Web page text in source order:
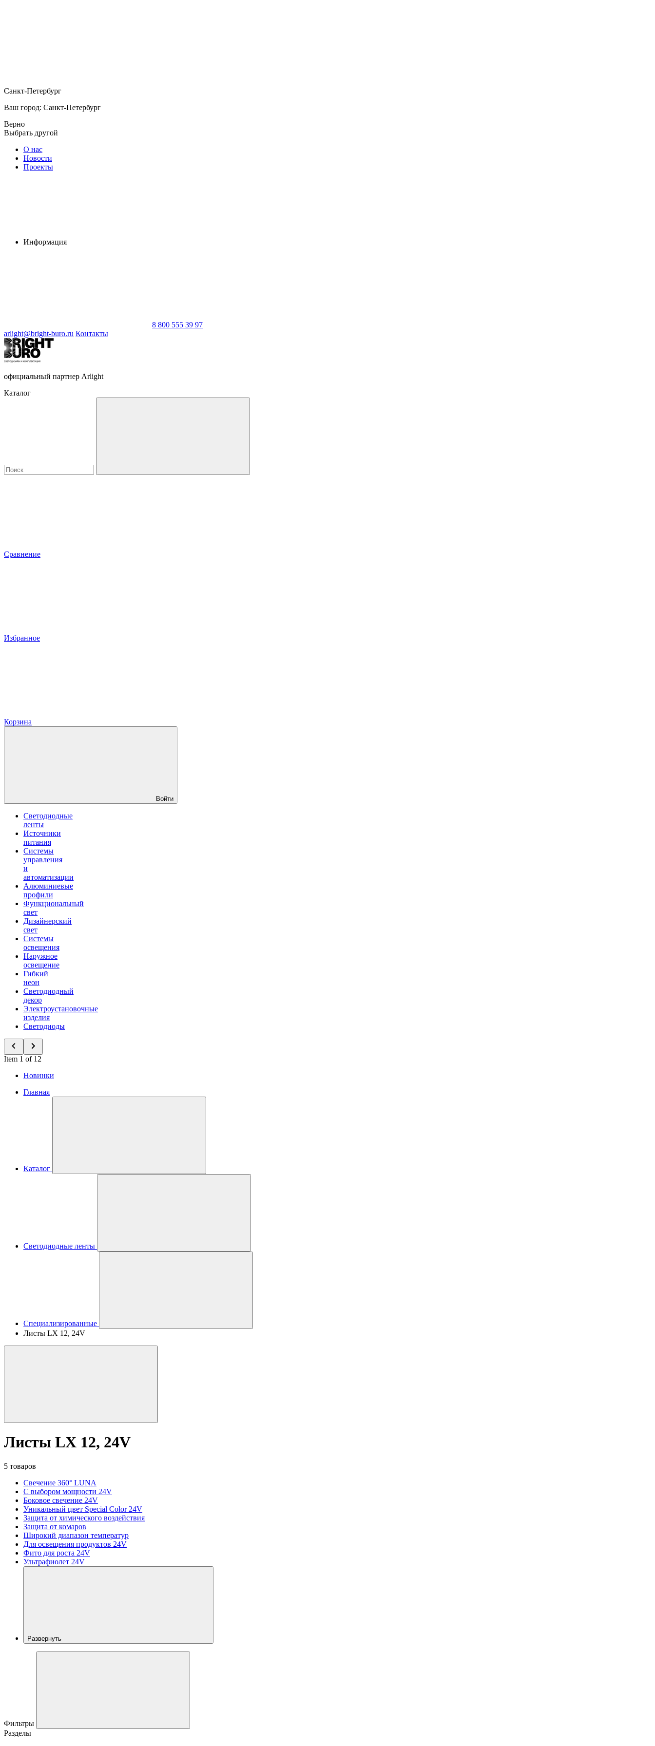
Санкт-Петербург
Ваш город: Санкт-Петербург
Верно
Выбрать другой
О нас
Новости
Проекты
Информация
8 800 555 39 97
arlight@bright-buro.ru Контакты
официальный партнер Arlight
Каталог
Сравнение
Избранное
Корзина
Войти
Светодиодные
ленты
Источники
питания
Системы
управления
и
автоматизации
Алюминиевые
профили
Функциональный
свет
Дизайнерский
свет
Системы
освещения
Наружное
освещение
Гибкий
неон
Светодиодный
декор
Электроустановочные
изделия
Светодиоды
Item 1 of 12
Новинки
Главная
Каталог
Светодиодные ленты
Специализированные
Листы LX 12, 24V
Листы LX 12, 24V
5 товаров
Свечение 360° LUNA
С выбором мощности 24V
Боковое свечение 24V
Уникальный цвет Special Color 24V
Защита от химического воздействия
Защита от комаров
Широкий диапазон температур
Для освещения продуктов 24V
Фито для роста 24V
Ультрафиолет 24V
Развернуть
Фильтры
Разделы